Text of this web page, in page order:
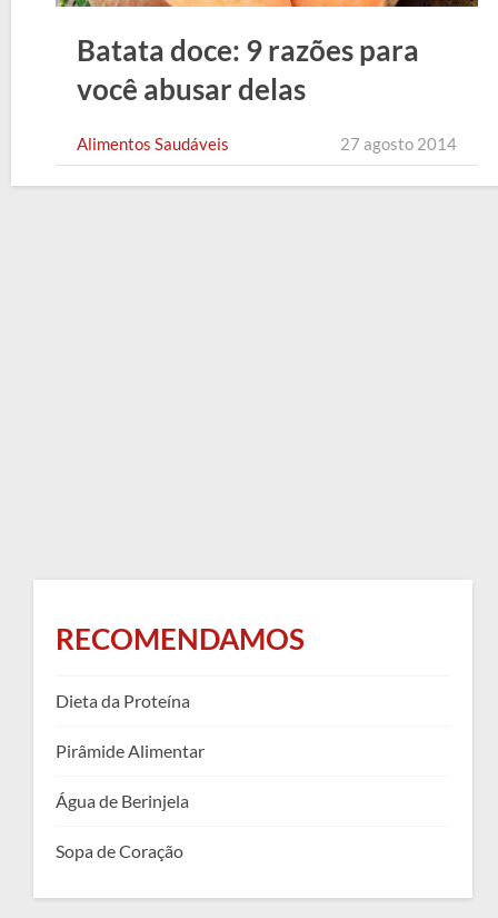
Batata doce: 9 razões para
você abusar delas
Alimentos Saudáveis 27 agosto 2014
RECOMENDAMOS
Dieta da Proteína
Pirâmide Alimentar
Água de Berinjela
Sopa de Coração